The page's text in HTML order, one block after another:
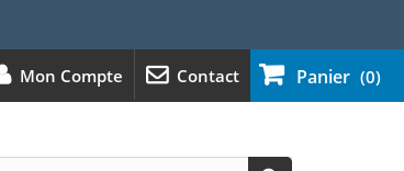
Panier (0)
Contact
Mon Compte